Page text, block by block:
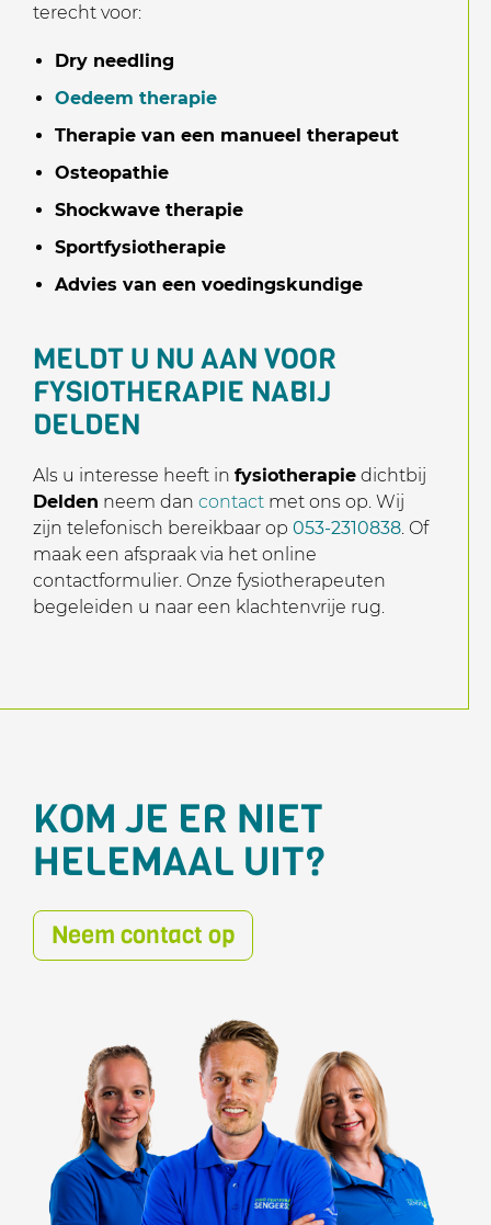
terecht voor:
Dry needling
Oedeem therapie
Therapie van een manueel therapeut
Osteopathie
Shockwave therapie
Sportfysiotherapie
Advies van een voedingskundige
MELDT U NU AAN VOOR
FYSIOTHERAPIE NABIJ
DELDEN
Als u interesse heeft in fysiotherapie dichtbij
Delden neem dan contact met ons op. Wij
zijn telefonisch bereikbaar op 053-2310838 . Of
maak een afspraak via het online
contactformulier. Onze fysiotherapeuten
begeleiden u naar een klachtenvrije rug.
KOM JE ER NIET
HELEMAAL UIT?
Neem contact op